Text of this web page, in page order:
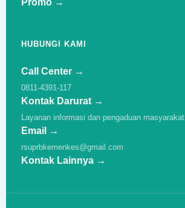
Promo →
HUBUNGI KAMI
Call Center →
0811-4391-117
Kontak Darurat →
Layanan informasi dan pengaduan masyarakat
Email →
rsuprbkemenkes@gmail.com
Kontak Lainnya →